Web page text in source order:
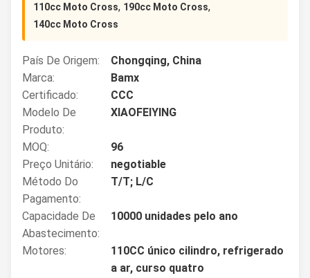
110cc Moto Cross, 190cc Moto Cross,
140cc Moto Cross
País De Origem:
Chongqing, China
Marca:
Bamx
Certificado:
CCC
Modelo De
Produto:
XIAOFEIYING
MOQ:
96
Preço Unitário:
negotiable
Método Do
Pagamento:
T/T; L/C
Capacidade De
Abastecimento:
10000 unidades pelo ano
Motores:
110CC único cilindro, refrigerado
a ar, curso quatro